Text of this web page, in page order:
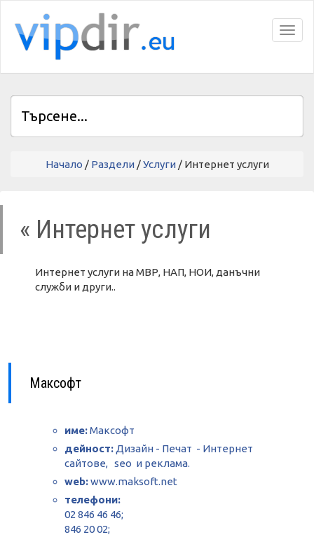
Начало / Раздели/Услуги/ Интернет услуги
« Интернет услуги
Интернет услуги на МВР, НАП, НОИ, данъчни
служби и други..
Максофт
име:Максофт
дейност: Дизайн - Печат - Интернет
сайтове, seo и реклама.
web:www.maksoft.net
телефони:
02 846 46 46;
846 20 02;